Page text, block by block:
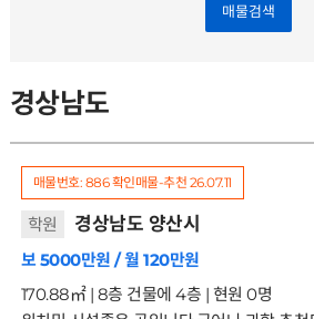
매물검색
경상남도
매물번호: 886확인매물-추천 26.07.11
학원 경상남도 양산시
보 5000만원 / 월 120만원
170.88㎡ | 8층 건물에 4층 | 현원 0명